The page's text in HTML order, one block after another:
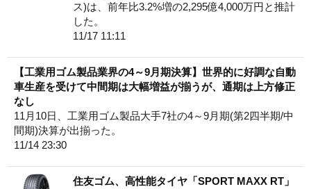
ス)は、前年比3.2%増の2,295億4,000万円と推計
した。
11/17 11:11
【工業用ゴム製品業界の4～9月期決算】世界的に好調な自動
車生産を受けて中間期は大幅増益が揃うが、通期は上方修正
なし
11月10日、工業用ゴム製品大手7社の4～9月期(第2四半期/中
間期)決算が出揃った。
11/14 23:30
住友ゴム、高性能タイヤ「SPORT MAXX RT」